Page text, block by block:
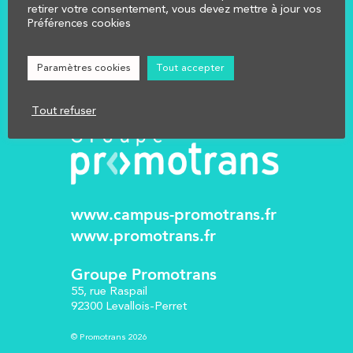
NOUS CONTACTER
Réglementation
www.campus-promotrans.fr
www.promotrans.fr
Groupe Promotrans
55, rue Raspail
92300 Levallois-Perret
© Promotrans 2026
retirer votre consentement, vous devez mettre à jour vos
Préférences cookies
Paramètres cookies Tout accepter
Tout refuser